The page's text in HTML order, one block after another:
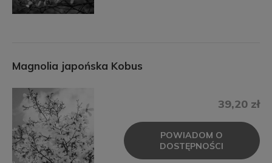
Magnolia japońska Kobus
39,20 zł
POWIADOM O
DOSTĘPNOŚCI